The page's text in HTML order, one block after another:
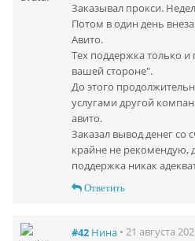
Заказывал прокси.
Потом в один день
Авито.
Тех поддержка только
вашей стороне".
До этого
услугами другой
авито.
Заказал вывод денег со
крайне не рекомендую,
поддержка никак
Ответить
#42 Нина • 21 августа